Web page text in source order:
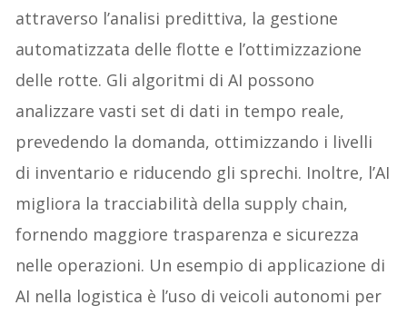
attraverso l’analisi predittiva, la gestione
automatizzata delle flotte e l’ottimizzazione
delle rotte. Gli algoritmi di AI possono
analizzare vasti set di dati in tempo reale,
prevedendo la domanda, ottimizzando i livelli
di inventario e riducendo gli sprechi. Inoltre, l’AI
migliora la tracciabilità della supply chain,
fornendo maggiore trasparenza e sicurezza
nelle operazioni. Un esempio di applicazione di
AI nella logistica è l’uso di veicoli autonomi per